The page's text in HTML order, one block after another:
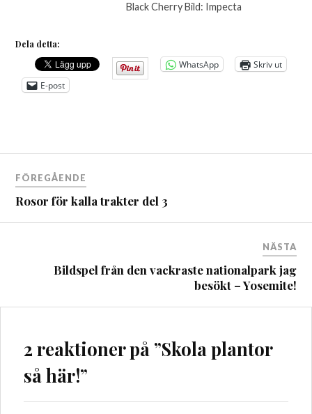
Black Cherry Bild: Impecta
Dela detta:
WhatsApp
Skriv ut
E-post
Inläggsnavigering
FÖREGÅENDE
Rosor för kalla trakter del 3
NÄSTA
Bildspel från den vackraste nationalpark jag
besökt – Yosemite!
2 reaktioner på ”Skola plantor
så här!”